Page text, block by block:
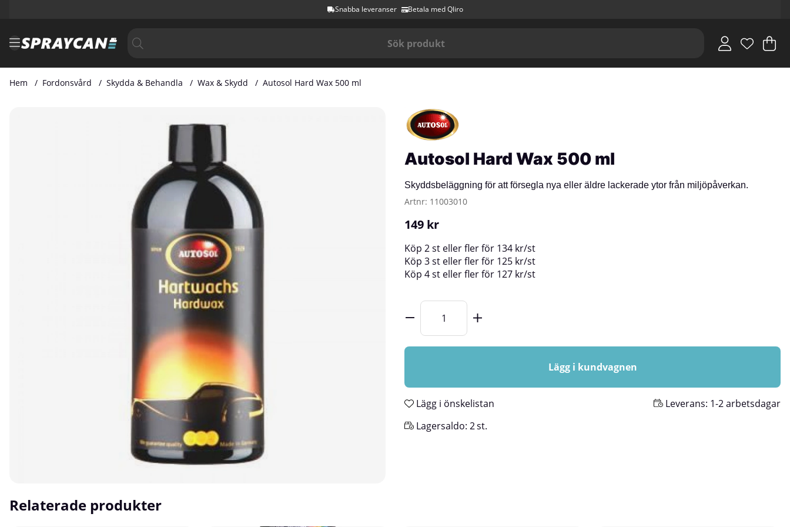
Snabba leveranser Betala med Qliro
.
Hem Fordonsvård Skydda & Behandla Wax & Skydd Autosol Hard Wax 500 ml
Autosol Hard Wax 500 ml
Skyddsbeläggning för att försegla nya eller äldre lackerade ytor från miljöpåverkan.
Artnr: 11003010
149 kr
Köp 2 st eller fler för 134 kr/st
Köp 3 st eller fler för 125 kr/st
Köp 4 st eller fler för 127 kr/st
Lägg i kundvagnen
Lägg i önskelistan Leverans: 1-2 arbetsdagar
Lagersaldo: 2st.
Relaterade produkter